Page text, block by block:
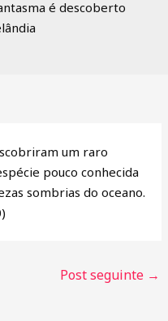
um raro
pouco conhecida
sombrias do oceano.
Post seguinte →